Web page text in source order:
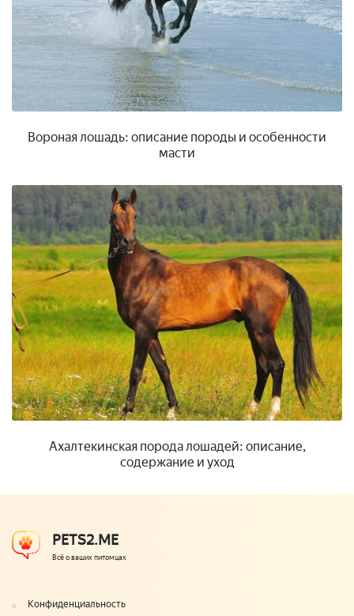
Вороная лошадь: описание породы и особенности
масти
Ахалтекинская порода лошадей: описание,
содержание и уход
PETS2.ME
Всё о ваших питомцах
Конфиденциальность